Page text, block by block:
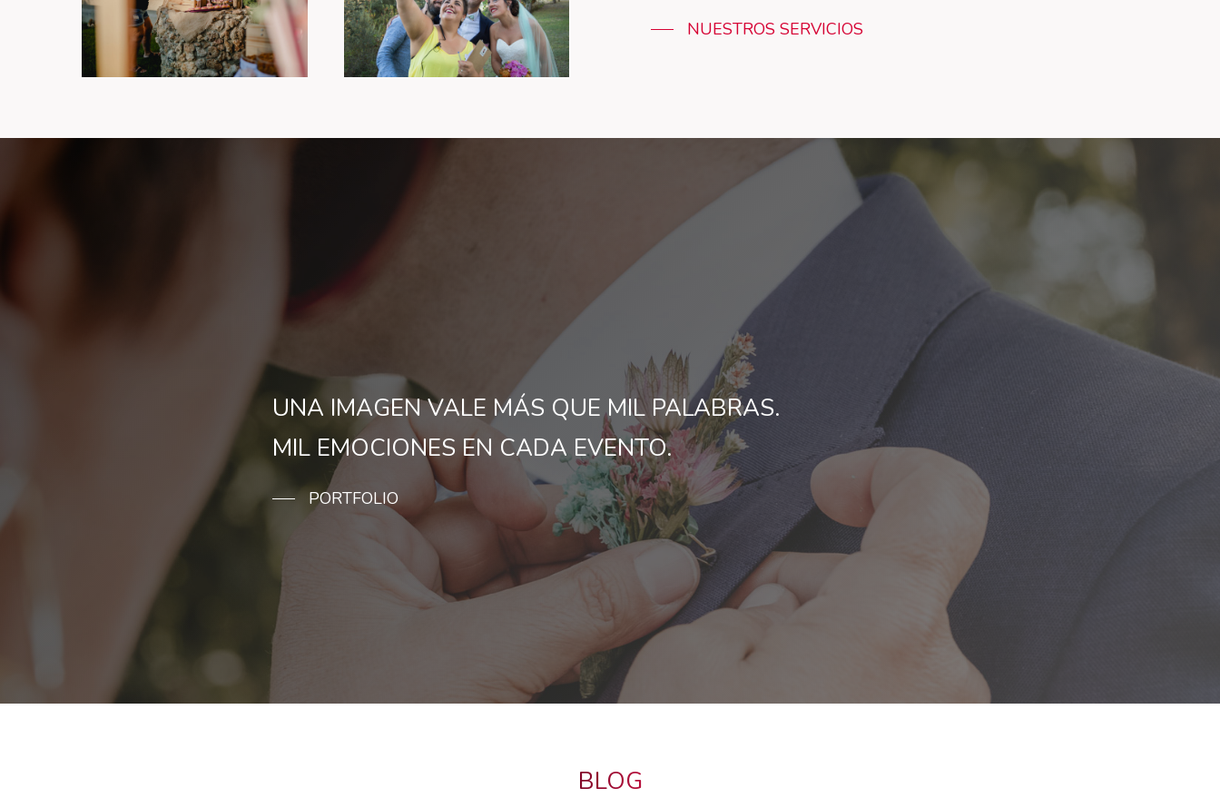
NUESTROS SERVICIOS
UNA IMAGEN VALE MÁS QUE MIL PALABRAS.
MIL EMOCIONES EN CADA EVENTO.
PORTFOLIO
BLOG